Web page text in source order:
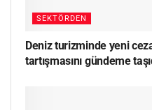
SEKTÖRDEN
Deniz turizminde yeni
tartışmasını gündeme